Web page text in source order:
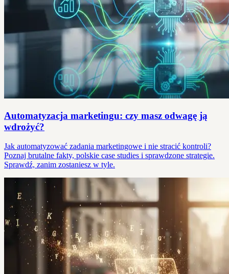
Automatyzacja marketingu: czy masz odwagę ją
wdrożyć?
Jak automatyzować zadania marketingowe i nie stracić kontroli?
Poznaj brutalne fakty, polskie case studies i sprawdzone strategie.
Sprawdź, zanim zostaniesz w tyle.